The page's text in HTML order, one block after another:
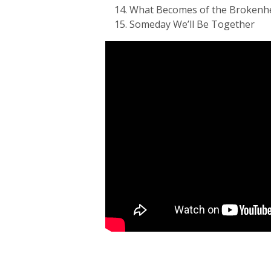
What Becomes of the
Someday We’ll Be Together